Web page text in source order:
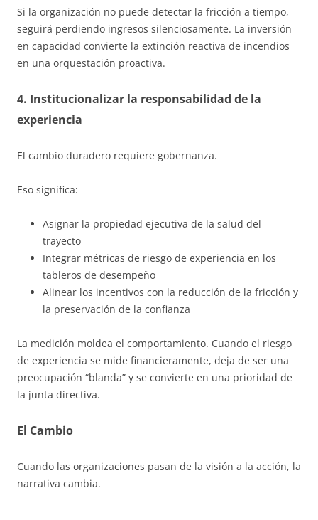
Si la organización no puede detectar la fricción a tiempo,
seguirá perdiendo ingresos silenciosamente. La inversión
en capacidad convierte la extinción reactiva de incendios
en una orquestación proactiva.
4. Institucionalizar la responsabilidad de la
experiencia
El cambio duradero requiere gobernanza.
Eso significa:
Asignar la propiedad ejecutiva de la salud del
trayecto
Integrar métricas de riesgo de experiencia en los
tableros de desempeño
Alinear los incentivos con la reducción de la fricción y
la preservación de la confianza
La medición moldea el comportamiento. Cuando el riesgo
de experiencia se mide financieramente, deja de ser una
preocupación “blanda” y se convierte en una prioridad de
la junta directiva.
El Cambio
Cuando las organizaciones pasan de la visión a la acción, la
narrativa cambia.